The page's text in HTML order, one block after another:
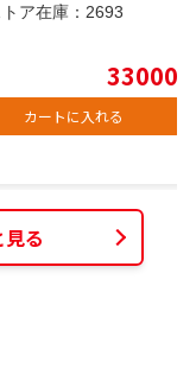
ア在庫： 2693
33000
カートに入れる
る